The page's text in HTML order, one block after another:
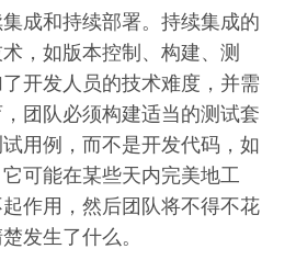
成和持续部署。持续集成的
，如版本控制、构建、测
开发人员的技术难度，并需
团队必须构建适当的测试套
用例，而不是开发代码，如
可能在某些天内完美地工
作用，然后团队将不得不花
发生了什么。